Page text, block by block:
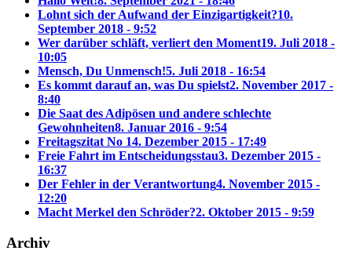
Lohnt sich der Aufwand der Einzigartigkeit?10.
September 2018 - 9:52
Wer darüber schläft, verliert den Moment19. Juli 2018 -
10:05
Mensch, Du Unmensch!5. Juli 2018 - 16:54
Es kommt darauf an, was Du spielst2. November 2017 -
8:40
Die Saat des Adipösen und andere schlechte
Gewohnheiten8. Januar 2016 - 9:54
Freitagszitat No 14. Dezember 2015 - 17:49
Freie Fahrt im Entscheidungsstau3. Dezember 2015 -
16:37
Der Fehler in der Verantwortung4. November 2015 -
12:20
Macht Merkel den Schröder?2. Oktober 2015 - 9:59
Archiv